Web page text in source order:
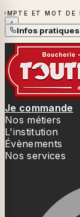
DE PASSE
LA SAISON
Infos pratiques
Je commande
Nos métiers
L'institution
Évènements
Nos services